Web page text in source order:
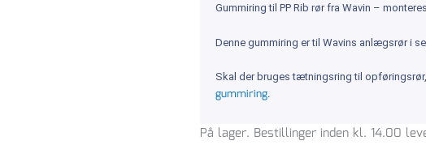
Gummiring til PP Rib rør fra Wavin –
Denne gummiring er til Wavins anlægsrør i
Skal der bruges tætningsring til
gummiring.
På lager. Bestillinger inden kl. 14.00
Gummiring